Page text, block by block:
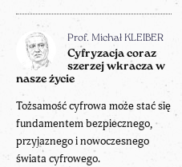
Prof. Michał KLEIBER
Cyfryzacja coraz
szerzej wkracza w
nasze życie
Tożsamość cyfrowa może stać się
fundamentem bezpiecznego,
przyjaznego i nowoczesnego
świata cyfrowego.